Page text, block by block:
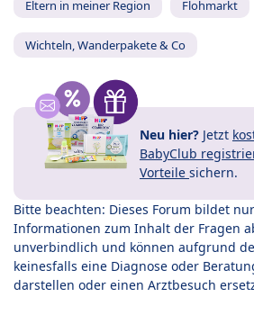
Eltern in meiner Region Flohmarkt
Wichteln, Wanderpakete & Co
Neu hier? Jetzt
BabyClub
Vorteile sichern.
Bitte beachten: Dieses Forum bildet
Informationen zum Inhalt der Fragen
unverbindlich und können aufgrund
keinesfalls eine Diagnose oder
darstellen oder einen Arztbesuch